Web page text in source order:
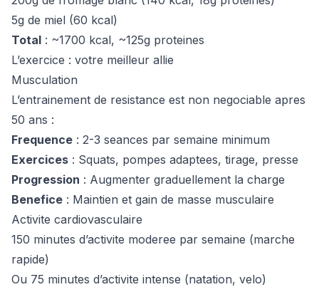
5g de miel (60 kcal)
Total : ~1700 kcal, ~125g proteines
L’exercice : votre meilleur allie
Musculation
L’entrainement de resistance est non negociable apres
50 ans :
Frequence : 2-3 seances par semaine minimum
Exercices : Squats, pompes adaptees, tirage, presse
Progression : Augmenter graduellement la charge
Benefice : Maintien et gain de masse musculaire
Activite cardiovasculaire
150 minutes d’activite moderee par semaine (marche
rapide)
Ou 75 minutes d’activite intense (natation, velo)